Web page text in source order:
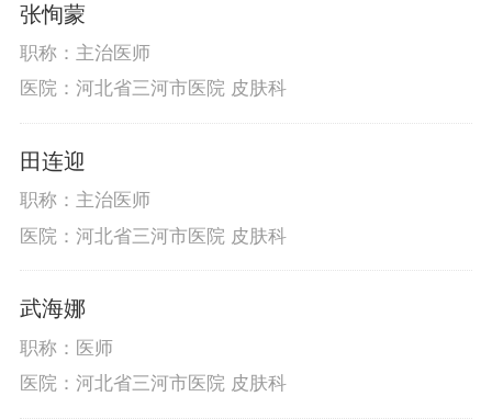
张恂蒙
职称：主治医师
医院：河北省三河市医院 皮肤科
田连迎
职称：主治医师
医院：河北省三河市医院 皮肤科
武海娜
职称：医师
医院：河北省三河市医院 皮肤科